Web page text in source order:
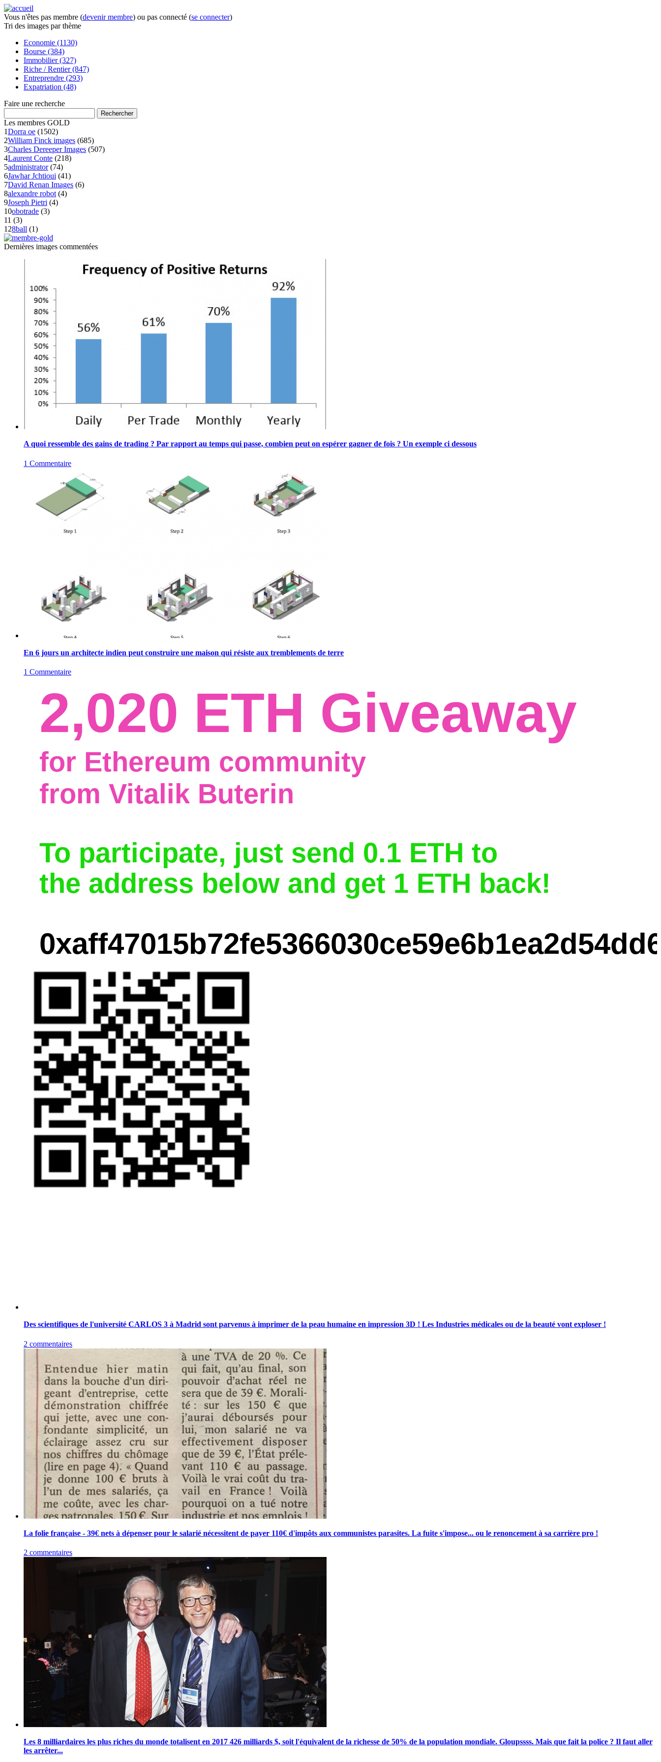
Vous n'êtes pas membre (devenir membre) ou pas connecté (se connecter)
Tri des images par thème
Economie (1130)
Bourse (384)
Immobilier (327)
Riche / Rentier (847)
Entreprendre (293)
Expatriation (48)
Faire une recherche
Les membres GOLD
1Dorra oe (1502)
2William Finck images (685)
3Charles Dereeper Images (507)
4Laurent Conte (218)
5administrator (74)
6Jawhar Jchtioui (41)
7David Renan Images (6)
8alexandre robot (4)
9Joseph Pietri (4)
10obotrade (3)
11 (3)
128ball (1)
Dernières images commentées
A quoi ressemble des gains de trading ? Par rapport au temps qui passe, combien peut on espérer gagner de fois ? Un exemple ci dessous
1 Commentaire
En 6 jours un architecte indien peut construire une maison qui résiste aux tremblements de terre
1 Commentaire
Des scientifiques de l'université CARLOS 3 à Madrid sont parvenus à imprimer de la peau humaine en impression 3D ! Les Industries médicales ou de la beauté vont exploser !
2 commentaires
La folie française - 39€ nets à dépenser pour le salarié nécessitent de payer 110€ d'impôts aux communistes parasites. La fuite s'impose... ou le renoncement à sa carrière pro !
2 commentaires
Les 8 milliardaires les plus riches du monde totalisent en 2017 426 milliards $, soit l'équivalent de la richesse de 50% de la population mondiale. Gloupssss. Mais que fait la police ? Il faut aller
les arrêter...